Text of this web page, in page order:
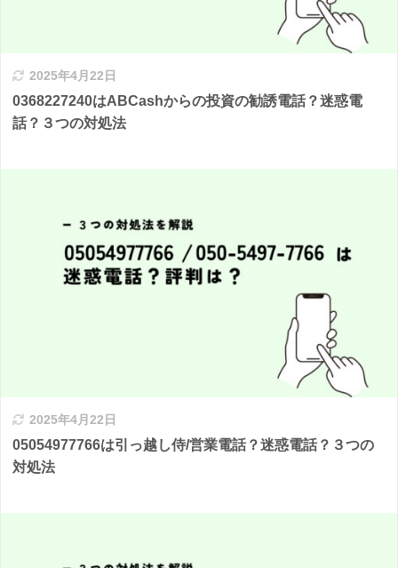
2025年4月22日
0368227240はABCashからの投資の勧誘電話？迷惑電
話？３つの対処法
2025年4月22日
05054977766は引っ越し侍/営業電話？迷惑電話？３つの
対処法